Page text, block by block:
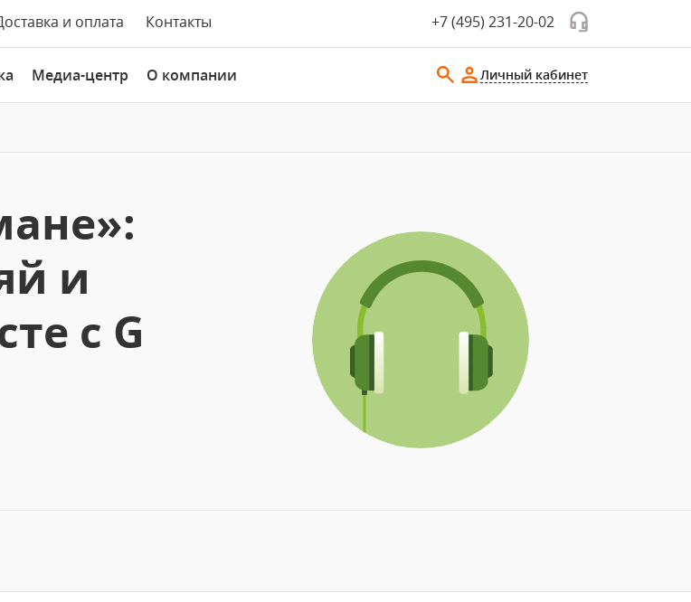
и оплата Контакты +7 (495) 231-20-02
Медиа-центр О компании Личный кабинет
и
с G